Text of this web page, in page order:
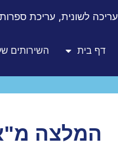
עריכה לשונית, עריכת ספרות
דף בית השירותים
המלצה